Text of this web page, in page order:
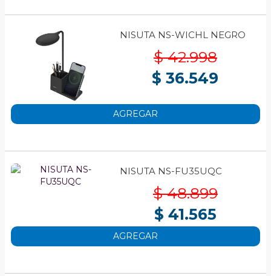
NISUTA NS-WICHL NEGRO
$ 42.998
$ 36.549
AGREGAR
NISUTA NS-FU35UQC
$ 48.899
$ 41.565
AGREGAR